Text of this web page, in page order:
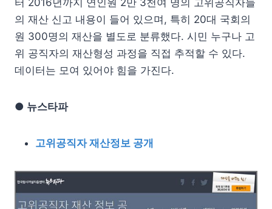
의 재산 신고 내용이 들어 있으며, 특히 20대 국회의
원 300명의 재산을 별도로 분류했다. 시민 누구나 고
위 공직자의 재산형성 과정을 직접 추적할 수 있다.
데이터는 모여 있어야 힘을 가진다.
● 뉴스타파
고위공직자 재산정보 공개